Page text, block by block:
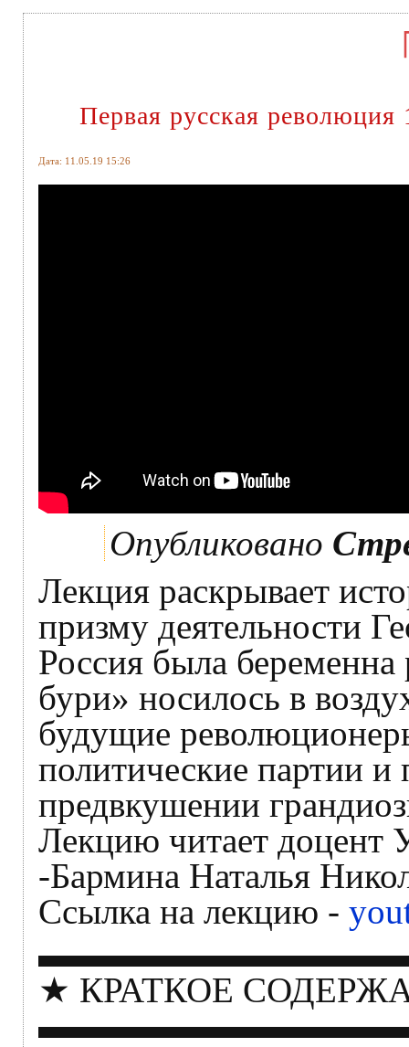
Первая русская
Дата: 11.05.19 15:26
Опубликовано
Лекция раскрывает
призму деятельности
Россия была
бури» носилось в
будущие
политические партии и
предвкушении
Лекцию читает доцент
-Бармина Наталья
Ссылка на лекцию -
★ КРАТКОЕ